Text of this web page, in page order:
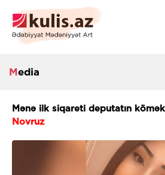
Media
Mənə ilk siqareti deputatın
Novruz